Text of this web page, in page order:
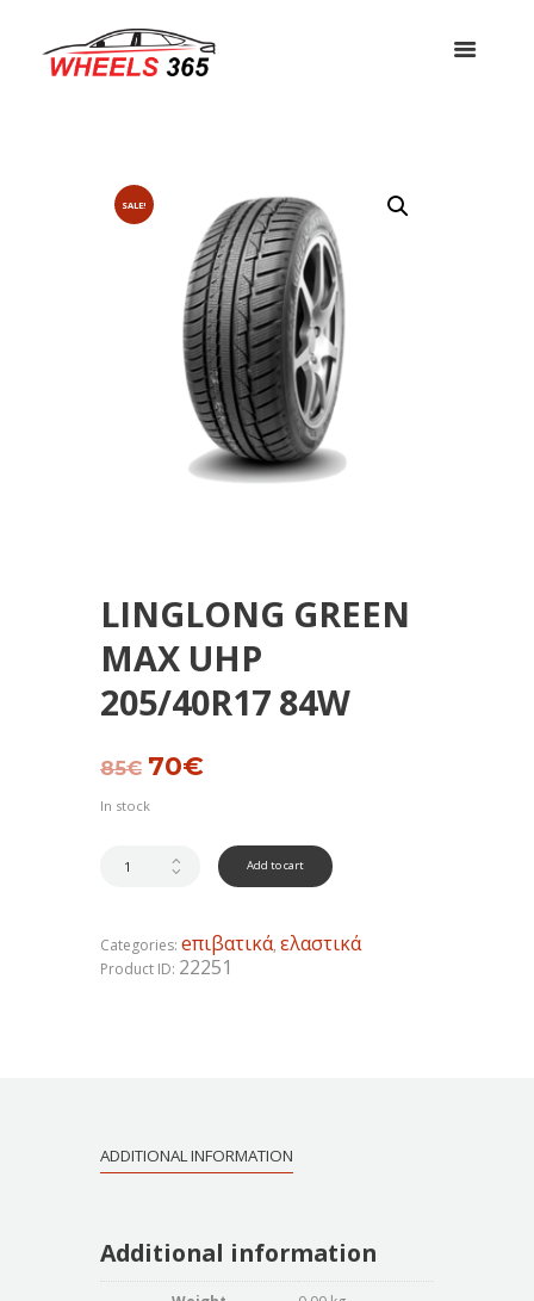
SALE!
LINGLONG GREEN
MAX UHP
205/40R17 84W
85€ Original
was:
70€Current
In stock
Add to cart
Categories: eπιβατικά, ελαστικά
Product ID: 22251
ADDITIONAL INFORMATION
Additional information